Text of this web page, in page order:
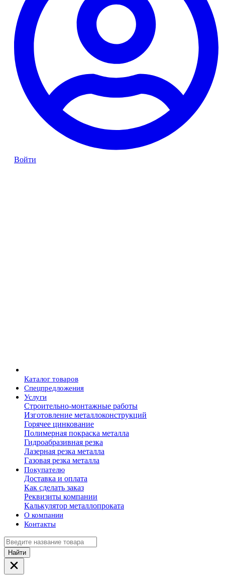
Войти
Каталог товаров
Спецпредложения
Услуги
Строительно-монтажные работы
Изготовление металлоконструкций
Горячее цинкование
Полимерная покраска металла
Гидроабразивная резка
Лазерная резка металла
Газовая резка металла
Покупателю
Доставка и оплата
Как сделать заказ
Реквизиты компании
Калькулятор металлопроката
О компании
Контакты
Найти